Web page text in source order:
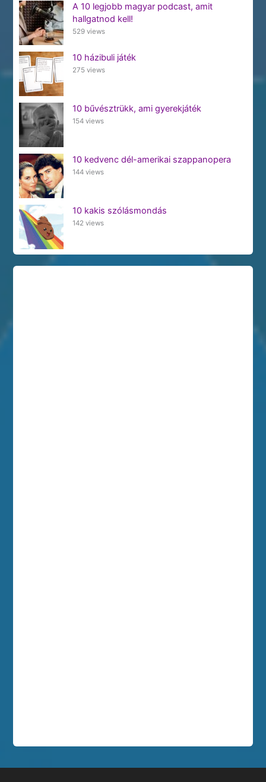
A 10 legjobb magyar podcast, amit
hallgatnod kell!
529 views
10 házibuli játék
275 views
10 bűvésztrükk, ami gyerekjáték
154 views
10 kedvenc dél-amerikai szappanopera
144 views
10 kakis szólásmondás
142 views